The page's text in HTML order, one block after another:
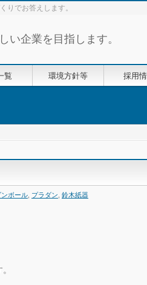
りでお答えします。
い企業を目指します。
覧 環境方針等 採用
ンボール プラダン 鈴木紙器